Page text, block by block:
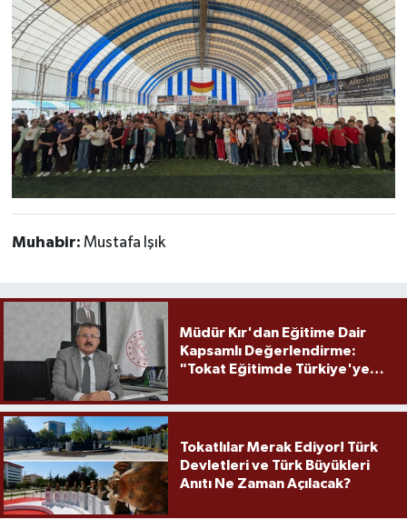
Muhabir: Mustafa Işık
Müdür Kır'dan Eğitime Dair
Kapsamlı Değerlendirme:
"Tokat Eğitimde Türkiye'ye
Tokatlılar Merak Ediyor! Türk
Devletleri ve Türk Büyükleri
Anıtı Ne Zaman Açılacak?